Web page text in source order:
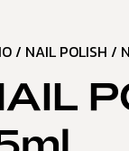
/ NAIL POLISH /